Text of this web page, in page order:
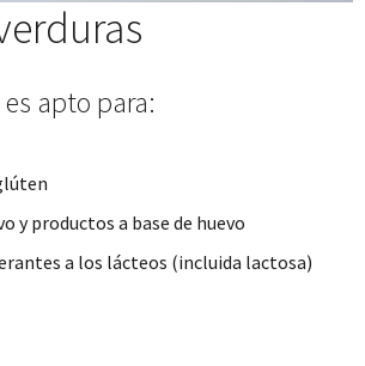
apto para:
y productos a base de huevo
a los lácteos (incluida lactosa)